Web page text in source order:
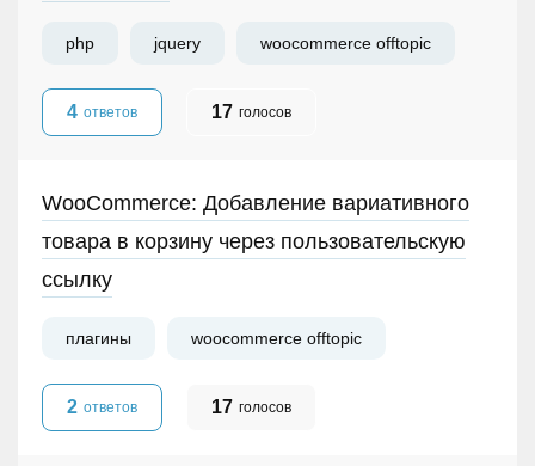
php jquery woocommerce offtopic
4 ответов 17 голосов
WooCommerce: Добавление вариативного
товара в корзину через пользовательскую
ссылку
плагины woocommerce offtopic
2 ответов 17 голосов